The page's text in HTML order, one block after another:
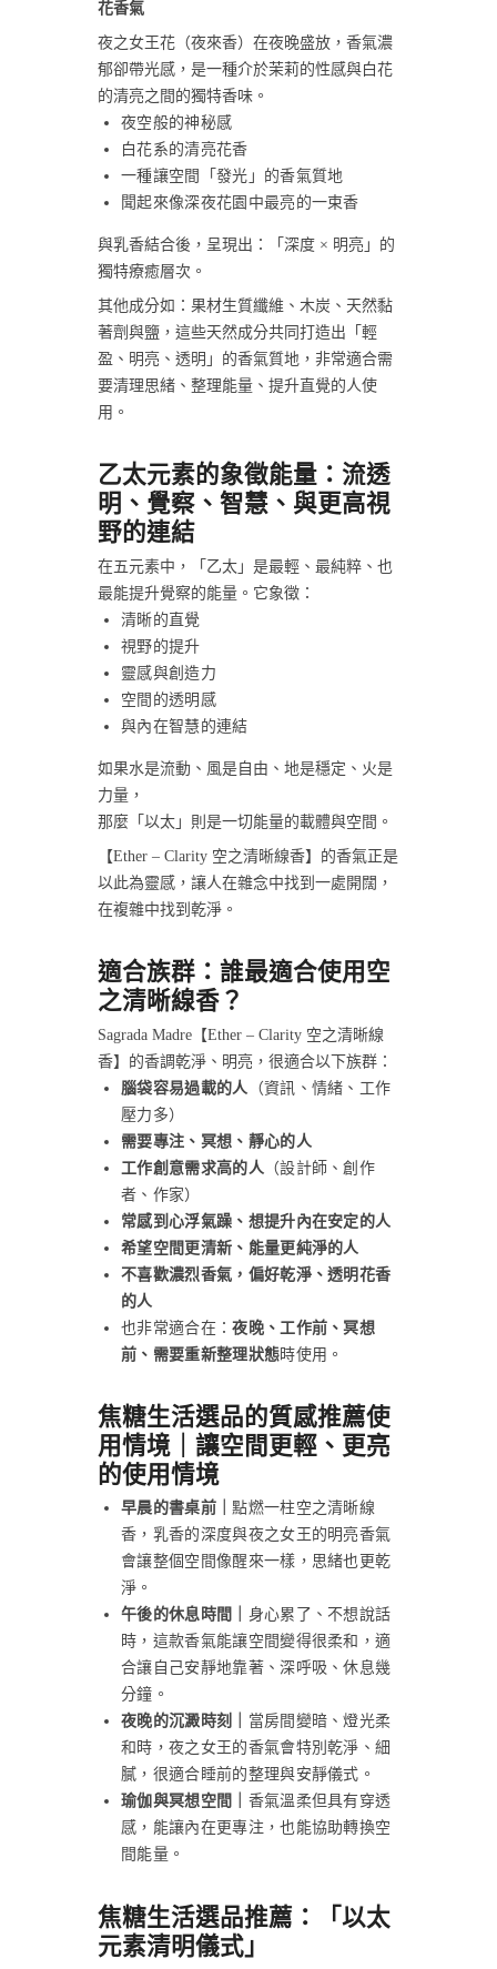
花香氣
夜之女王花（夜來香）在夜晚盛放，香氣濃
郁卻帶光感，是一種介於茉莉的性感與白花
的清亮之間的獨特香味。
夜空般的神秘感
白花系的清亮花香
一種讓空間「發光」的香氣質地
聞起來像深夜花園中最亮的一束香
與乳香結合後，呈現出：「深度 × 明亮」的
獨特療癒層次。
其他成分如：果材生質纖維、木炭、天然黏
著劑與鹽，這些天然成分共同打造出「輕
盈、明亮、透明」的香氣質地，非常適合需
要清理思緒、整理能量、提升直覺的人使
用。
乙太元素的象徵能量：流透
明、覺察、智慧、與更高視
野的連結
在五元素中，「乙太」是最輕、最純粹、也
最能提升覺察的能量。它象徵：
清晰的直覺
視野的提升
靈感與創造力
空間的透明感
與內在智慧的連結
如果水是流動、風是自由、地是穩定、火是
力量，
那麼「以太」則是一切能量的載體與空間。
【Ether – Clarity 空之清晰線香】的香氣正是
以此為靈感，讓人在雜念中找到一處開闊，
在複雜中找到乾淨。
適合族群：誰最適合使用空
之清晰線香？
Sagrada Madre【Ether – Clarity 空之清晰線
香】的香調乾淨、明亮，很適合以下族群：
腦袋容易過載的人
（資訊、情緒、工作
壓力多）
需要專注、冥想、靜心的人
工作創意需求高的人 （設計師、創作
者、作家）
常感到心浮氣躁、想提升內在安定的人
希望空間更清新、能量更純淨的人
不喜歡濃烈香氣，偏好乾淨、透明花香
的人
也非常適合在：夜晚、工作前、冥想
前、需要重新整理狀態時使用。
焦糖生活選品的質感推薦使
用情境｜讓空間更輕、更亮
的使用情境
早晨的書桌前｜點燃一柱空之清晰線
香，乳香的深度與夜之女王的明亮香氣
會讓整個空間像醒來一樣，思緒也更乾
淨。
午後的休息時間｜ 身心累了、不想說話
時，這款香氣能讓空間變得很柔和，適
合讓自己安靜地靠著、深呼吸、休息幾
分鐘。
夜晚的沉澱時刻｜ 當房間變暗、燈光柔
和時，夜之女王的香氣會特別乾淨、細
膩，很適合睡前的整理與安靜儀式。
瑜伽與冥想空間｜ 香氣溫柔但具有穿透
感，能讓內在更專注，也能協助轉換空
間能量。
焦糖生活選品推薦：「以太
元素清明儀式」